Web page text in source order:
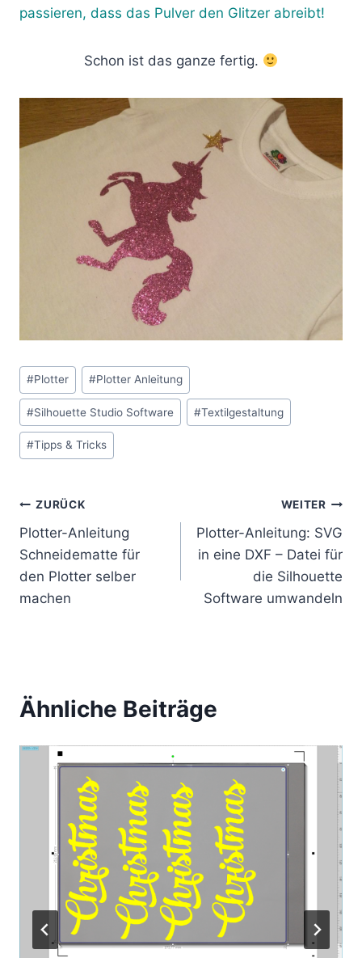
passieren, dass das Pulver den Glitzer abreibt!
Schon ist das ganze fertig.
Schlagworte:
#Plotter #Plotter Anleitung
#Silhouette Studio Software #Textilgestaltung
#Tipps & Tricks
Beitragsnavigation
ZURÜCK
Plotter-Anleitung
Schneidematte für
den Plotter selber
machen
WEITER
Plotter-Anleitung: SVG
in eine DXF – Datei für
die Silhouette
Software umwandeln
Ähnliche Beiträge